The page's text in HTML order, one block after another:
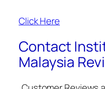
Click Here
Contact
Malaysia